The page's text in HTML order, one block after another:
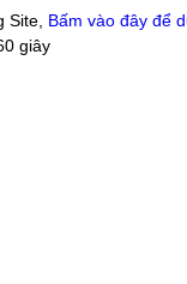
Site, Bấm vào đây để
giây